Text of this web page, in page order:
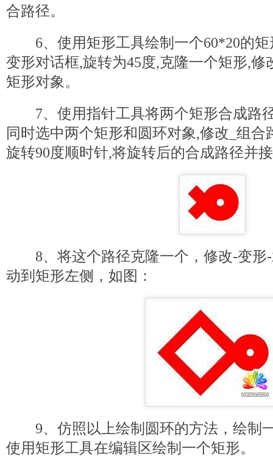
合路径。
6、使用矩形工具绘制一个60*20的矩
变形对话框,旋转为45度,克隆一个矩形,修
矩形对象。
7、使用指针工具将两个矩形合成路
同时选中两个矩形和圆环对象,修改_组合
旋转90度顺时针,将旋转后的合成路径并
8、将这个路径克隆一个，修改-变形-
动到矩形左侧，如图：
9、仿照以上绘制圆环的方法，绘制
使用矩形工具在编辑区绘制一个矩形。